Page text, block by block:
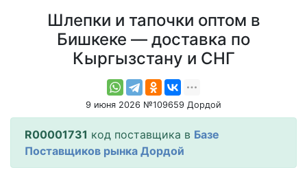
Шлепки и тапочки оптом в
Бишкеке — доставка по
Кыргызстану и СНГ
9 июня 2026 №109659 Дордой
R00001731 код поставщика в Базе
Поставщиков рынка Дордой